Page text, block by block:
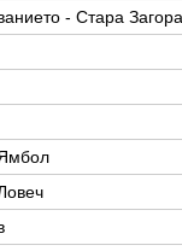
- Стара Загора